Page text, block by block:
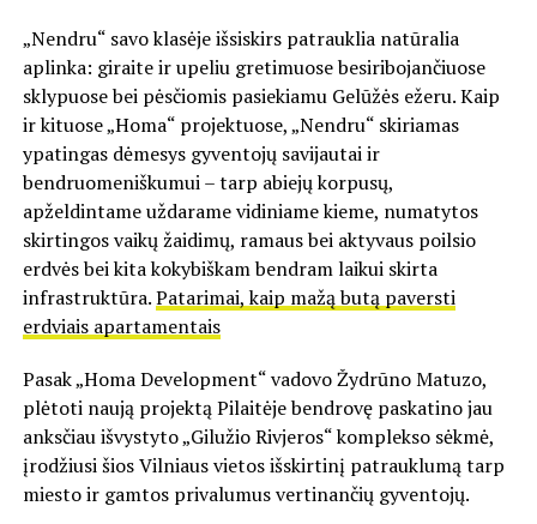
„Nendru“ savo klasėje išsiskirs patrauklia natūralia
aplinka: giraite ir upeliu gretimuose besiribojančiuose
sklypuose bei pėsčiomis pasiekiamu Gelūžės ežeru. Kaip
ir kituose „Homa“ projektuose, „Nendru“ skiriamas
ypatingas dėmesys gyventojų savijautai ir
bendruomeniškumui – tarp abiejų korpusų,
apželdintame uždarame vidiniame kieme, numatytos
skirtingos vaikų žaidimų, ramaus bei aktyvaus poilsio
erdvės bei kita kokybiškam bendram laikui skirta
infrastruktūra.Patarimai, kaip mažą butą paversti
erdviais apartamentais
Pasak „Homa Development“ vadovo Žydrūno Matuzo,
plėtoti naują projektą Pilaitėje bendrovę paskatino jau
anksčiau išvystyto „Gilužio Rivjeros“ komplekso sėkmė,
įrodžiusi šios Vilniaus vietos išskirtinį patrauklumą tarp
miesto ir gamtos privalumus vertinančių gyventojų.